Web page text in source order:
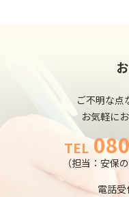
ご不明な点
お気軽に
TEL
（担当：安保
電話